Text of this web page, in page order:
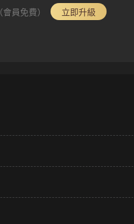
（會員免費）
立即升級